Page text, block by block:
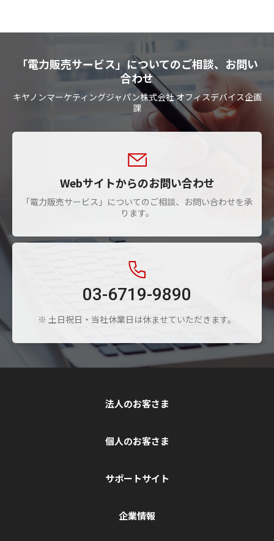
「電力販売サービス」についてのご相談、お問い
合わせ
キヤノンマーケティングジャパン株式会社 オフィスデバイス企画
課
Webサイトからのお問い合わせ
「電力販売サービス」についてのご相談、お問い合わせを承
ります。
03-6719-9890
※ 土日祝日・当社休業日は休ませていただきます。
法人のお客さま
個人のお客さま
サポートサイト
企業情報